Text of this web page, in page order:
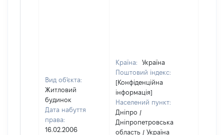
Вид об'єкта:
Житловий
будинок
Дата набуття
права:
16.02.2006
Країна:
Україна
Поштовий індекс:
[Конфіденційна
інформація]
Населений пункт:
Дніпро /
Дніпропетровська
область / Україна